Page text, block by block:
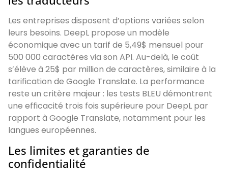
Les entreprises disposent d’options variées selon
leurs besoins. DeepL propose un modèle
économique avec un tarif de 5,49$ mensuel pour
500 000 caractères via son API. Au-delà, le coût
s’élève à 25$ par million de caractères, similaire à la
tarification de Google Translate. La performance
reste un critère majeur : les tests BLEU démontrent
une efficacité trois fois supérieure pour DeepL par
rapport à Google Translate, notamment pour les
langues européennes.
Les limites et garanties de
confidentialité